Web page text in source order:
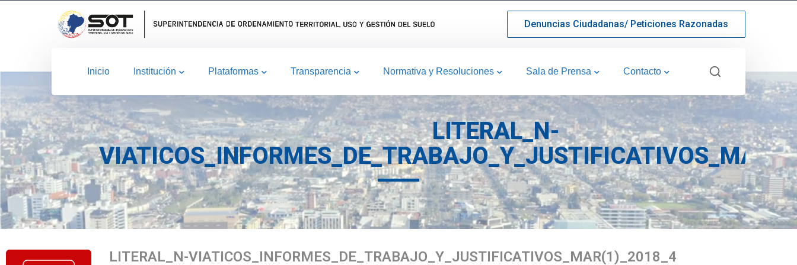
Denuncias Ciudadanas/ Peticiones Razonadas
Inicio Institución Plataformas Transparencia Normativa y Resoluciones Sala de Prensa Contacto
LITERAL_N-
LITERAL_N-VIATICOS_INFORMES_DE_TRABAJO_Y_JUSTIFICATIVOS_MAR(1)_2018_4